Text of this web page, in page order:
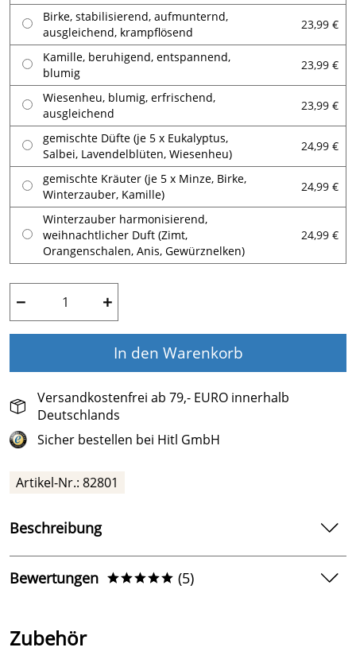
Birke, stabilisierend, aufmunternd,
ausgleichend, krampflösend
23,99 €
Kamille, beruhigend, entspannend,
blumig
23,99 €
Wiesenheu, blumig, erfrischend,
ausgleichend
23,99 €
gemischte Düfte (je 5 x Eukalyptus,
Salbei, Lavendelblüten, Wiesenheu)
24,99 €
gemischte Kräuter (je 5 x Minze, Birke,
Winterzauber, Kamille)
24,99 €
Winterzauber harmonisierend,
weihnachtlicher Duft (Zimt,
Orangenschalen, Anis, Gewürznelken)
24,99 €
− +
In den Warenkorb
Versandkostenfrei ab 79,- EURO innerhalb
Deutschlands
Sicher bestellen bei Hitl GmbH
Artikel-Nr.: 82801
Beschreibung
Duftkräuter
Duftkräuter zur Inhalation in Vital-, Kräuter- und
Verdampfer. Die Duftkräuter sind aus natürlichem
Bewertungen ***** (5)
5
Zubehör